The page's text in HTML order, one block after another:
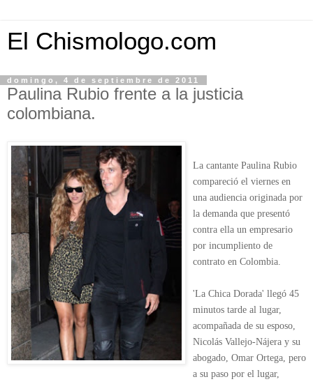
El Chismologo.com
domingo, 4 de septiembre de 2011
Paulina Rubio frente a la justicia
colombiana.
La cantante Paulina Rubio
compareció el viernes en
una audiencia originada por
la demanda que presentó
contra ella un empresario
por incumpliento de
contrato en Colombia.
'La Chica Dorada' llegó 45
minutos tarde al lugar,
acompañada de su esposo,
Nicolás Vallejo-Nájera y su
abogado, Omar Ortega, pero
a su paso por el lugar,